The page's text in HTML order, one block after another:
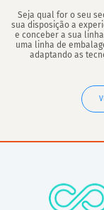
Seja qual for o seu
sua disposição a
e conceber a sua
uma linha de
adaptando as